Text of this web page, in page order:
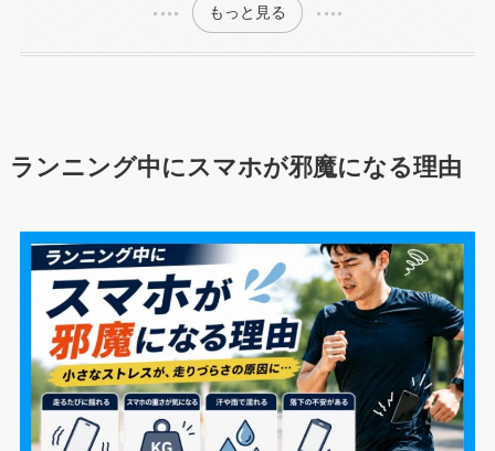
もっと見る
ランニング中にスマホが邪魔になる理由